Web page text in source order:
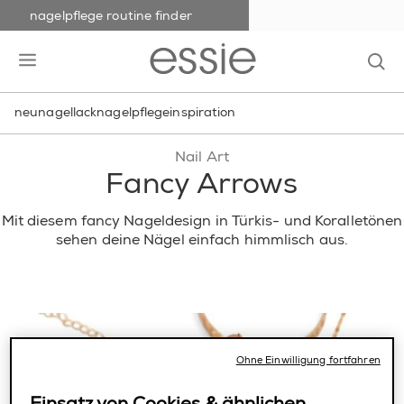
nagelpflege routine finder
neunagellacknagelpflegeinspiration
Nail Art
Fancy Arrows
Mit diesem fancy Nageldesign in Türkis- und Koralletönen
sehen deine Nägel einfach himmlisch aus.
Ohne Einwilligung fortfahren